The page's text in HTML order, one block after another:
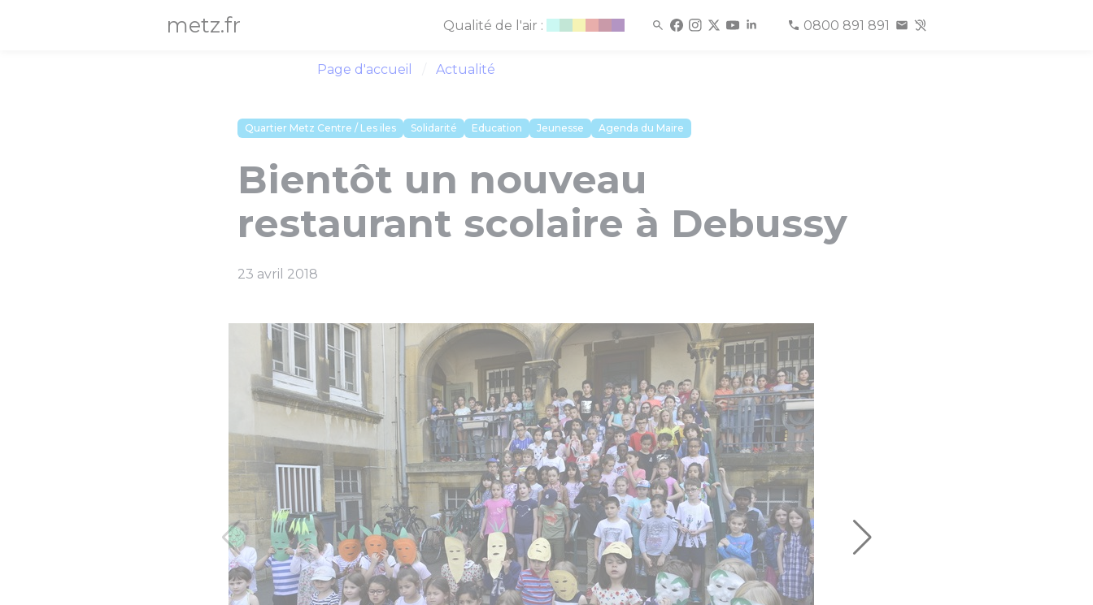
metz.fr Qualité de l'air : 0800 891 891
Page d'accueil Actualité
Quartier Metz Centre / Les iles Solidarité Education Jeunesse Agenda du Maire
Bientôt un nouveau
restaurant scolaire à Debussy
23 avril 2018